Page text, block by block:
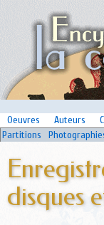
Oeuvres
Auteurs
Partitions
disques